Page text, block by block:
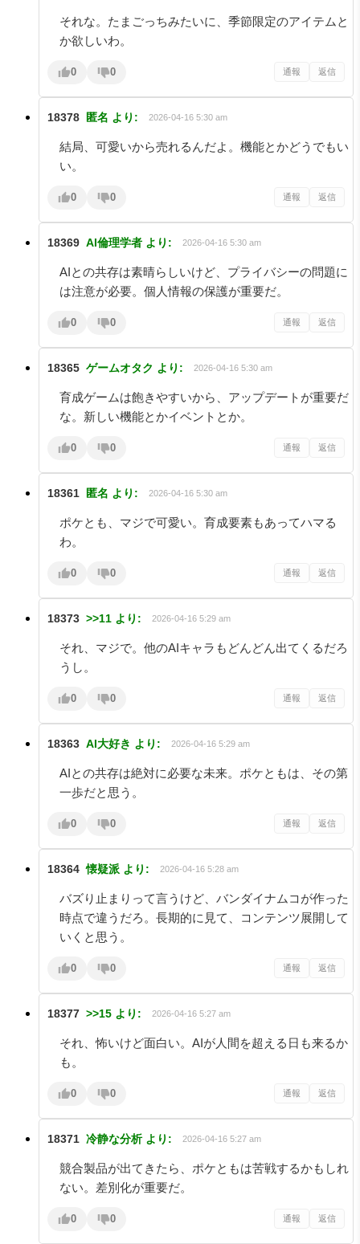
それな。たまごっちみたいに、季節限定のアイテムと
か欲しいわ。
0 0 通報 返信
18378 匿名 より: 2026-04-16 5:30 am
結局、可愛いから売れるんだよ。機能とかどうでもい
い。
0 0 通報 返信
18369 AI倫理学者 より: 2026-04-16 5:30 am
AIとの共存は素晴らしいけど、プライバシーの問題に
は注意が必要。個人情報の保護が重要だ。
0 0 通報 返信
18365 ゲームオタク より: 2026-04-16 5:30 am
育成ゲームは飽きやすいから、アップデートが重要だ
な。新しい機能とかイベントとか。
0 0 通報 返信
18361 匿名 より: 2026-04-16 5:30 am
ポケとも、マジで可愛い。育成要素もあってハマる
わ。
0 0 通報 返信
18373 >>11 より: 2026-04-16 5:29 am
それ、マジで。他のAIキャラもどんどん出てくるだろ
うし。
0 0 通報 返信
18363 AI大好き より: 2026-04-16 5:29 am
AIとの共存は絶対に必要な未来。ポケともは、その第
一歩だと思う。
0 0 通報 返信
18364 懐疑派 より: 2026-04-16 5:28 am
バズり止まりって言うけど、バンダイナムコが作った
時点で違うだろ。長期的に見て、コンテンツ展開して
いくと思う。
0 0 通報 返信
18377 >>15 より: 2026-04-16 5:27 am
それ、怖いけど面白い。AIが人間を超える日も来るか
も。
0 0 通報 返信
18371 冷静な分析 より: 2026-04-16 5:27 am
競合製品が出てきたら、ポケともは苦戦するかもしれ
ない。差別化が重要だ。
0 0 通報 返信